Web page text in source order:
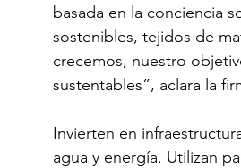
basada en la conciencia
sostenibles, tejidos de
crecemos, nuestro
sustentables”, aclara la
Invierten en
agua y energía. Utilizan